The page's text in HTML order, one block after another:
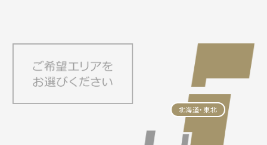
北海道・東北